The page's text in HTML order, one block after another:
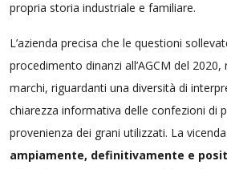
propria storia industriale e familiare.
L’azienda precisa che le questioni
procedimento dinanzi all’AGCM del
marchi, riguardanti una diversità di
chiarezza informativa delle confezioni di
provenienza dei grani utilizzati. La
ampiamente, definitivamente e